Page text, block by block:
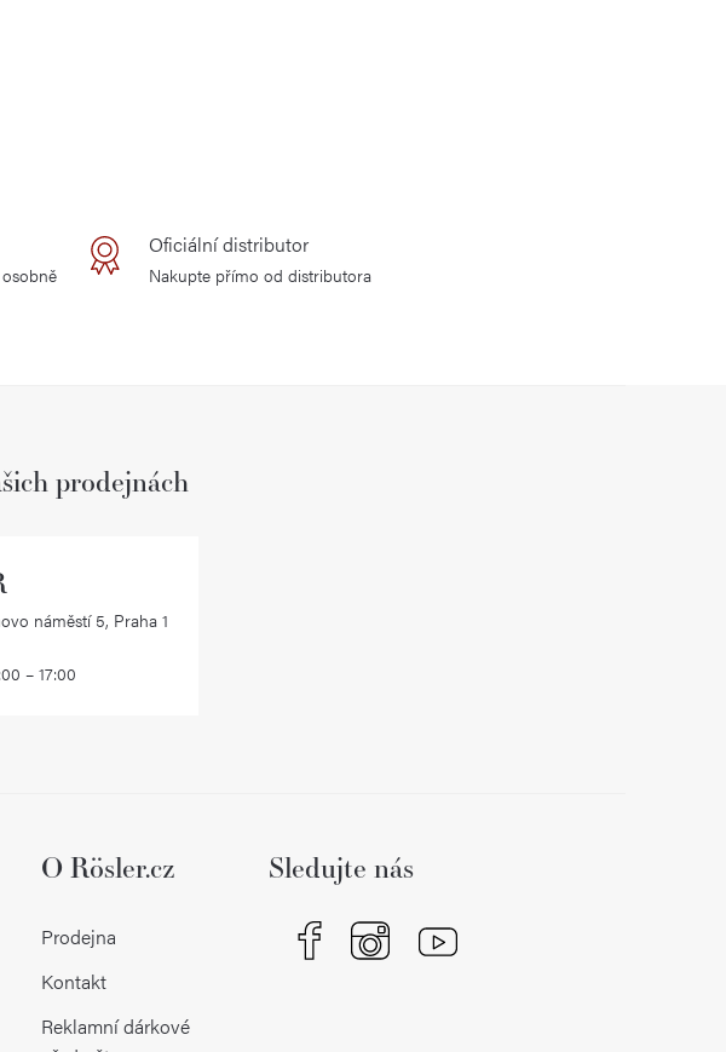
Oficiální distributor
Nakupte přímo od distributora
prodejnách
náměstí 5, Praha 1
– 17:00
O Rösler.cz
Prodejna
Kontakt
Reklamní dárkové
Sledujte nás